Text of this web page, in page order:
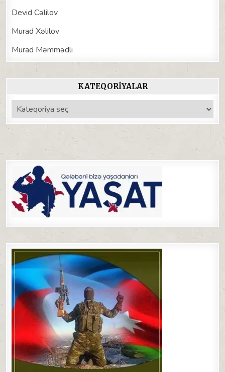
Devid Cəlilov
Murad Xəlilov
Murad Məmmədli
KATEQORIYALAR
Kateqoriyalar